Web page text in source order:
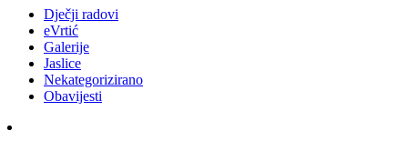
Dječji radovi
eVrtić
Galerije
Jaslice
Nekategorizirano
Obavijesti